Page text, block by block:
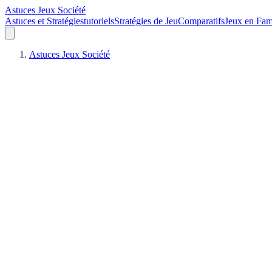
Astuces Jeux Société
Astuces et StratégiestutorielsStratégies de JeuComparatifsJeux en
Astuces Jeux Société